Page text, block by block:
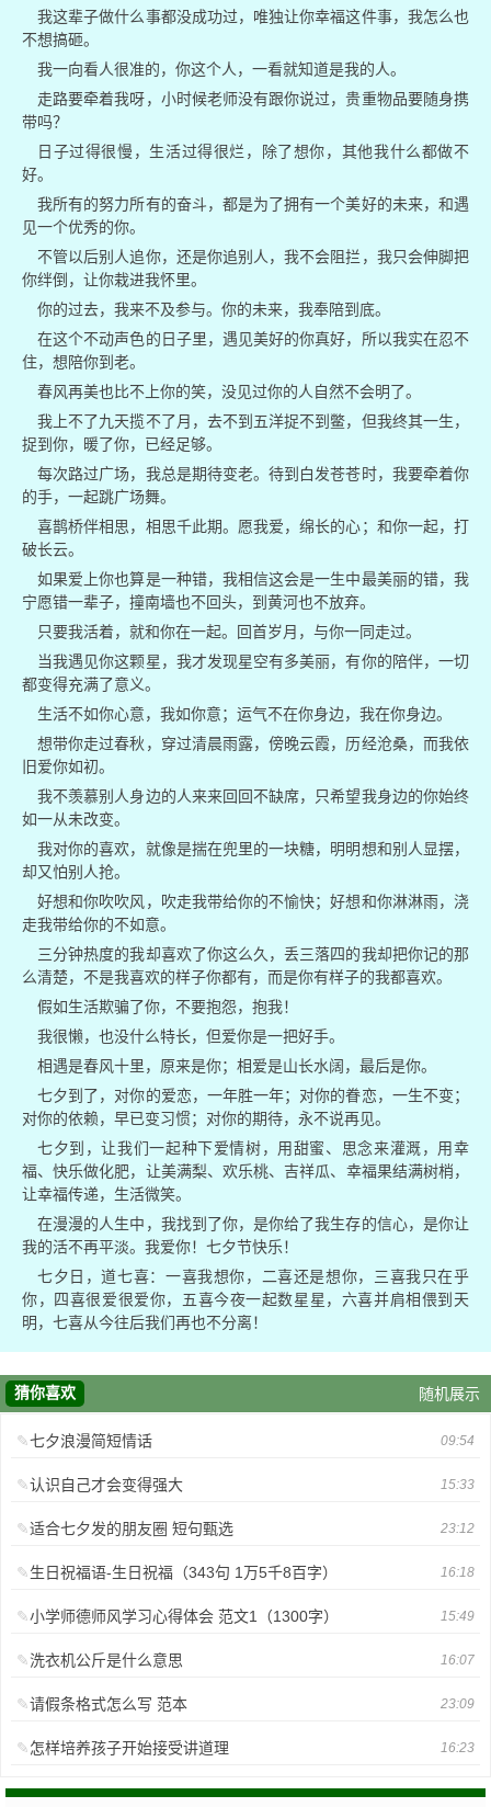
我这辈子做什么事都没成功过，唯独让你幸福这件事，我怎么也
不想搞砸。
我一向看人很准的，你这个人，一看就知道是我的人。
走路要牵着我呀，小时候老师没有跟你说过，贵重物品要随身携
带吗？
日子过得很慢，生活过得很烂，除了想你，其他我什么都做不
好。
我所有的努力所有的奋斗，都是为了拥有一个美好的未来，和遇
见一个优秀的你。
不管以后别人追你，还是你追别人，我不会阻拦，我只会伸脚把
你绊倒，让你栽进我怀里。
你的过去，我来不及参与。你的未来，我奉陪到底。
在这个不动声色的日子里，遇见美好的你真好，所以我实在忍不
住，想陪你到老。
春风再美也比不上你的笑，没见过你的人自然不会明了。
我上不了九天揽不了月，去不到五洋捉不到鳖，但我终其一生，
捉到你，暖了你，已经足够。
每次路过广场，我总是期待变老。待到白发苍苍时，我要牵着你
的手，一起跳广场舞。
喜鹊桥伴相思，相思千此期。愿我爱，绵长的心；和你一起，打
破长云。
如果爱上你也算是一种错，我相信这会是一生中最美丽的错，我
宁愿错一辈子，撞南墙也不回头，到黄河也不放弃。
只要我活着，就和你在一起。回首岁月，与你一同走过。
当我遇见你这颗星，我才发现星空有多美丽，有你的陪伴，一切
都变得充满了意义。
生活不如你心意，我如你意；运气不在你身边，我在你身边。
想带你走过春秋，穿过清晨雨露，傍晚云霞，历经沧桑，而我依
旧爱你如初。
我不羡慕别人身边的人来来回回不缺席，只希望我身边的你始终
如一从未改变。
我对你的喜欢，就像是揣在兜里的一块糖，明明想和别人显摆，
却又怕别人抢。
好想和你吹吹风，吹走我带给你的不愉快；好想和你淋淋雨，浇
走我带给你的不如意。
三分钟热度的我却喜欢了你这么久，丢三落四的我却把你记的那
么清楚，不是我喜欢的样子你都有，而是你有样子的我都喜欢。
假如生活欺骗了你，不要抱怨，抱我！
我很懒，也没什么特长，但爱你是一把好手。
相遇是春风十里，原来是你；相爱是山长水阔，最后是你。
七夕到了，对你的爱恋，一年胜一年；对你的眷恋，一生不变；
对你的依赖，早已变习惯；对你的期待，永不说再见。
七夕到，让我们一起种下爱情树，用甜蜜、思念来灌溉，用幸
福、快乐做化肥，让美满梨、欢乐桃、吉祥瓜、幸福果结满树梢，
让幸福传递，生活微笑。
在漫漫的人生中，我找到了你，是你给了我生存的信心，是你让
我的活不再平淡。我爱你！七夕节快乐！
七夕日，道七喜：一喜我想你，二喜还是想你，三喜我只在乎
你，四喜很爱很爱你，五喜今夜一起数星星，六喜并肩相偎到天
明，七喜从今往后我们再也不分离！
随机展示
猜你喜欢
09:54
七夕浪漫简短情话
15:33
认识自己才会变得强大
23:12
适合七夕发的朋友圈 短句甄选
16:18
生日祝福语-生日祝福（343句 1万5千8百字）
15:49
小学师德师风学习心得体会 范文1（1300字）
16:07
洗衣机公斤是什么意思
23:09
请假条格式怎么写 范本
16:23
怎样培养孩子开始接受讲道理